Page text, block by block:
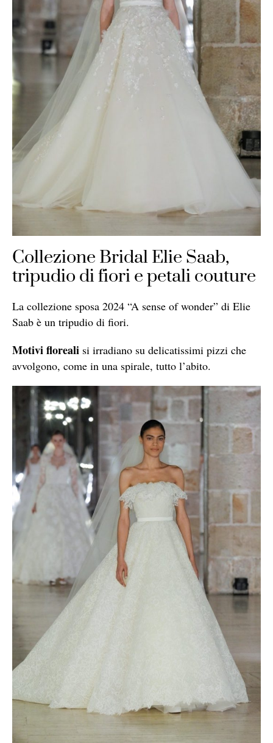
Collezione Bridal Elie Saab,
tripudio di fiori e petali couture
La collezione sposa 2024 “A sense of wonder” di Elie
Saab è un tripudio di fiori.
Motivi floreali si irradiano su delicatissimi pizzi che
avvolgono, come in una spirale, tutto l’abito.